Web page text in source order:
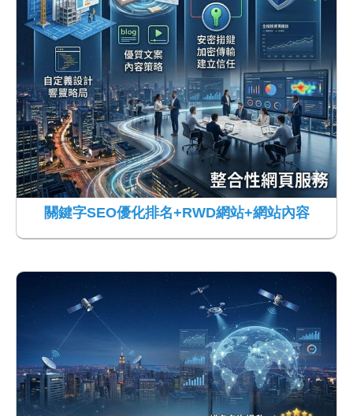
關鍵字SEO優化排名+RWD網站+網站內容